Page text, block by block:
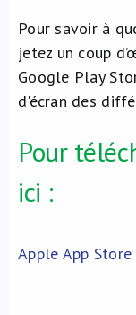
Pour savoir à
jetez un coup
Google Play
d'écran des
Pour
ici :
Apple App Store